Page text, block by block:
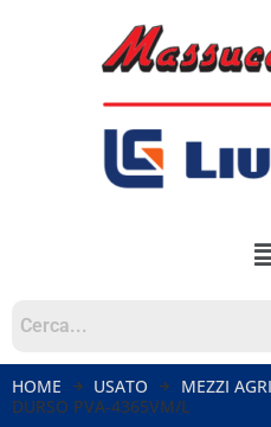
HOME USATO
MEZZI
DURSO PVA-4365VM/L